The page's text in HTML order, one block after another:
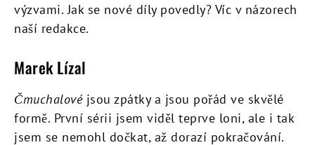
výzvami. Jak se nové díly povedly? Víc v názorech
naší redakce.
Marek Lízal
Čmuchalovéjsou zpátky a jsou pořád ve skvělé
formě. První sérii jsem viděl teprve loni, ale i tak
jsem se nemohl dočkat, až dorazí pokračování.